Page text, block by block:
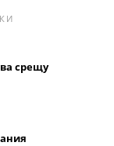
срещу